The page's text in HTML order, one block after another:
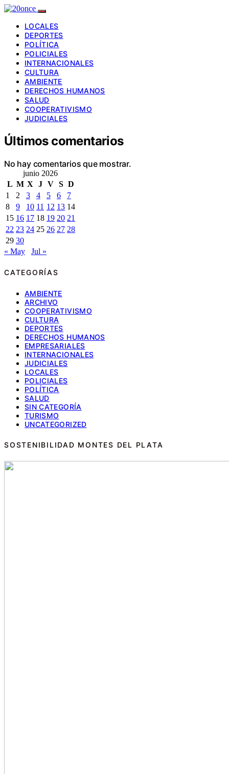
LOCALES
DEPORTES
POLÍTICA
POLICIALES
INTERNACIONALES
CULTURA
AMBIENTE
DERECHOS HUMANOS
SALUD
COOPERATIVISMO
JUDICIALES
Últimos comentarios
No hay comentarios que mostrar.
junio 2026
L M X J V S D
1
2 3 4 5 6
7
8
9 10 11 12 13 14
15 16 17 18 19 20 21
22 23 24 25 26 27 28
29 30
« May
Jul »
CATEGORÍAS
AMBIENTE
ARCHIVO
COOPERATIVISMO
CULTURA
DEPORTES
DERECHOS HUMANOS
EMPRESARIALES
INTERNACIONALES
JUDICIALES
LOCALES
POLICIALES
POLÍTICA
SALUD
SIN CATEGORÍA
TURISMO
UNCATEGORIZED
SOSTENIBILIDAD MONTES DEL PLATA